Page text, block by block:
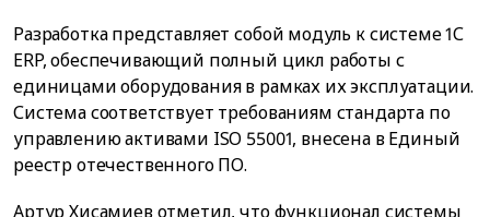
Разработка представляет собой модуль к системе 1С
ERP, обеспечивающий полный цикл работы с
единицами оборудования в рамках их эксплуатации.
Система соответствует требованиям стандарта по
управлению активами ISO 55001, внесена в Единый
реестр отечественного ПО.
Артур Хисамиев отметил, что функционал системы